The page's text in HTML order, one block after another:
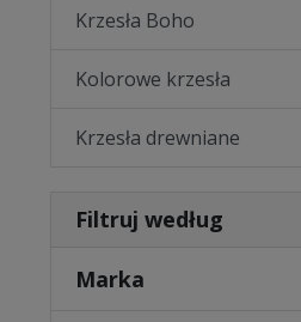
Krzesła Boho
Kolorowe krzesła
Krzesła drewniane
Filtruj według
Marka